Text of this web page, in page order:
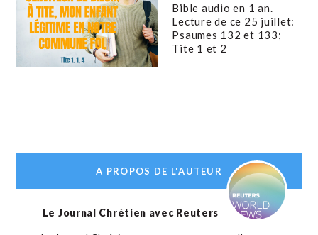
Bible audio en 1 an.
Lecture de ce 25 juillet:
Psaumes 132 et 133;
Tite 1 et 2
A PROPOS DE L'AUTEUR
Le Journal Chrétien avec Reuters